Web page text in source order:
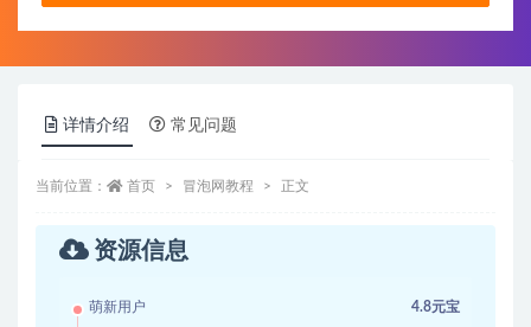
详情介绍 常见问题
当前位置： 首页 冒泡网教程 正文
资源信息
萌新用户 4.8元宝